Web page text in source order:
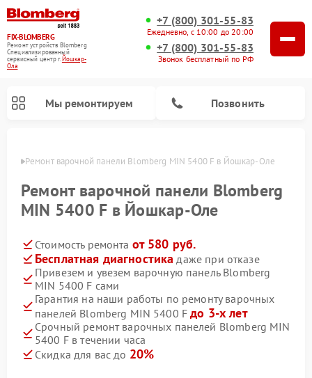
FIX-BLOMBERG
Ремонт устройств Blomberg
Специализированный
cервисный центр г.Йошкар-
Ола
+7 (800) 301-55-83
Ежедневно, с 10:00 до 20:00
+7 (800) 301-55-83
Звонок бесплатный по РФ
Мы ремонтируем Позвонить
Ремонт варочной панели Blomberg MIN 5400 F в Йошкар-Оле
Ремонт варочной панели Blomberg
MIN 5400 F в Йошкар-Оле
Стоимость ремонта от 580 руб.
Бесплатная диагностика даже при отказе
Привезем и увезем варочную панель Blomberg
MIN 5400 F сами
Гарантия на наши работы по ремонту варочных
панелей Blomberg MIN 5400 Fдо 3-х лет
Срочный ремонт варочных панелей Blomberg MIN
5400 F в течении часа
Скидка для вас до 20%